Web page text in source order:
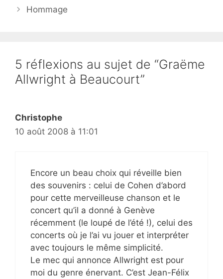
Hommage
5 réflexions au sujet de “Graëme
Allwright à Beaucourt”
Christophe
10 août 2008 à 11:01
Encore un beau choix qui réveille bien
des souvenirs : celui de Cohen d’abord
pour cette merveilleuse chanson et le
concert qu’il a donné à Genève
récemment (le loupé de l’été !), celui des
concerts où je l’ai vu jouer et interpréter
avec toujours le même simplicité.
Le mec qui annonce Allwright est pour
moi du genre énervant. C’est Jean-Félix